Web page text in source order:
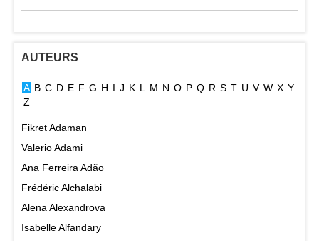
AUTEURS
A B C D E F G H I J K L M N O P Q R S T U V W X Y
Z
Fikret Adaman
Valerio Adami
Ana Ferreira Adão
Frédéric Alchalabi
Alena Alexandrova
Isabelle Alfandary